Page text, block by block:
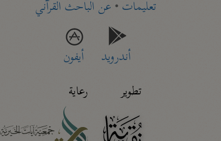
تعليمات• عن الباحث القرآني
أندرويد
أيفون
تطوير
رعاية